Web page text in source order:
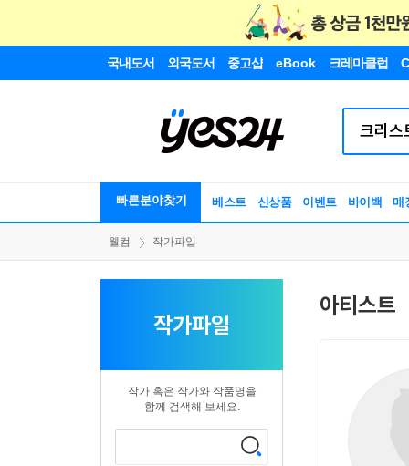
국내도서 외국도서 중고샵 eBook 크레마클럽
빠른분야찾기 베스트 신상품 이벤트 바이백 매
웰컴 작가파일
작가파일
작가 혹은 작가와 작품명을
함께 검색해 보세요.
아티스트